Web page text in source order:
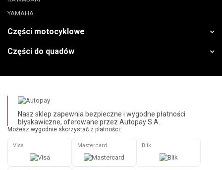
YAMAHA
Części motocyklowe
Części do quadów
Nasz sklep zapewnia bezpieczne i wygodne płatności
błyskawiczne, oferowane przez Autopay S.A.
Możesz wygodnie skorzystać z płatności:
Visa Mastercard Blik